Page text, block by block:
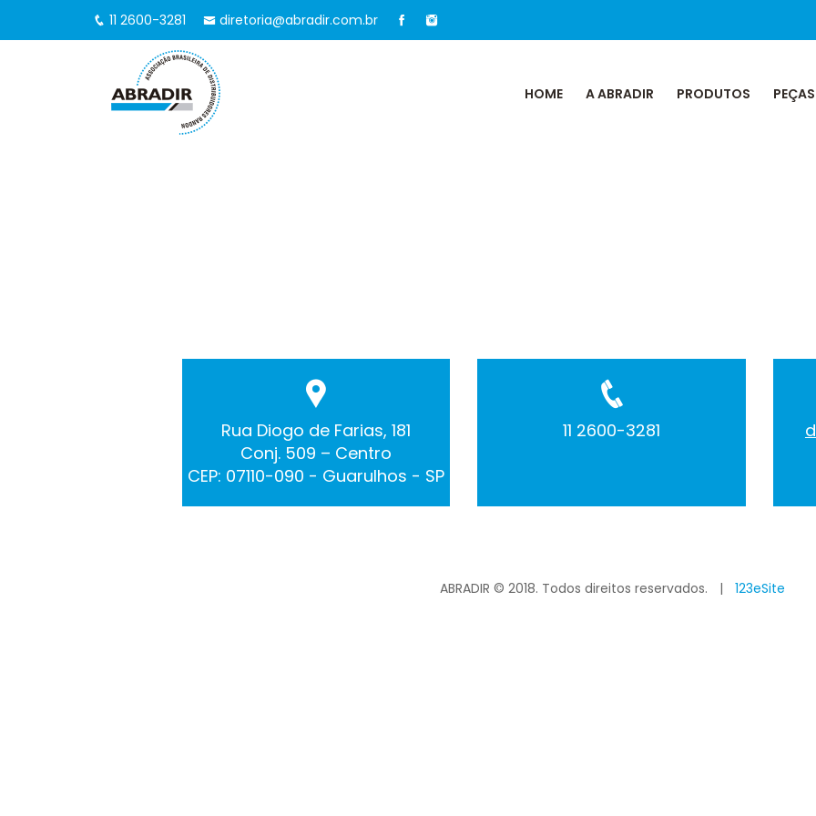
11 2600-3281 diretoria@abradir.com.br
HOME A ABRADIR PRODUTOS
Rua Diogo de Farias, 181
Conj. 509 – Centro
CEP: 07110-090 - Guarulhos - SP
11 2600-3281
ABRADIR © 2018. Todos direitos reservados. | 123eSite